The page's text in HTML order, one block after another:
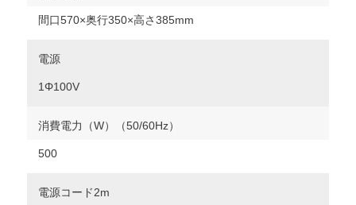
間口570×奥行350×高さ385mm
電源
1Φ100V
消費電力（W）（50/60Hz）
500
電源コード2m